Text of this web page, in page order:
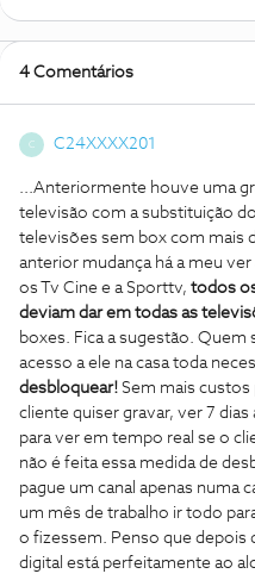
4 Comentários
C C24XXXX201
...Anteriormente houve uma
televisão com a substituição
televisões sem box com mais
anterior mudança há a meu
os Tv Cine e a Sporttv, todos
deviam dar em todas as
boxes. Fica a sugestão. Quem
acesso a ele na casa toda
desbloquear! Sem mais custos
cliente quiser gravar, ver 7
para ver em tempo real se o
não é feita essa medida de
pague um canal apenas numa
um mês de trabalho ir todo
o fizessem. Penso que depois
digital está perfeitamente ao